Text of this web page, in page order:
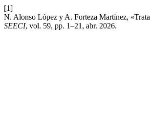
[1]
N. Alonso López y A. Forteza Martínez,
SEECI, vol. 59, pp. 1–21, abr. 2026.